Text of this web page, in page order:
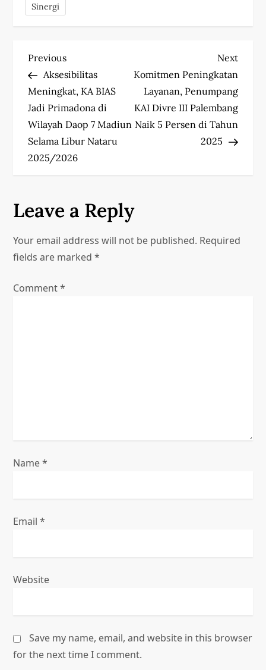
Sinergi
P
o
s
t
n
v
i
a
Previous
Post
Previous
Aksesibilitas
Meningkat, KA BIAS
Jadi Primadona di
Wilayah Daop 7 Madiun
Selama Libur Nataru
2025/2026
Next
Post
Next
Komitmen Peningkatan
Layanan, Penumpang
KAI Divre III Palembang
Naik 5 Persen di Tahun
2025
Leave a Reply
Your email address will not be published. Required
fields are marked*
Comment*
Name*
Email*
Website
Save my name, email, and website in this browser
for the next time I comment.